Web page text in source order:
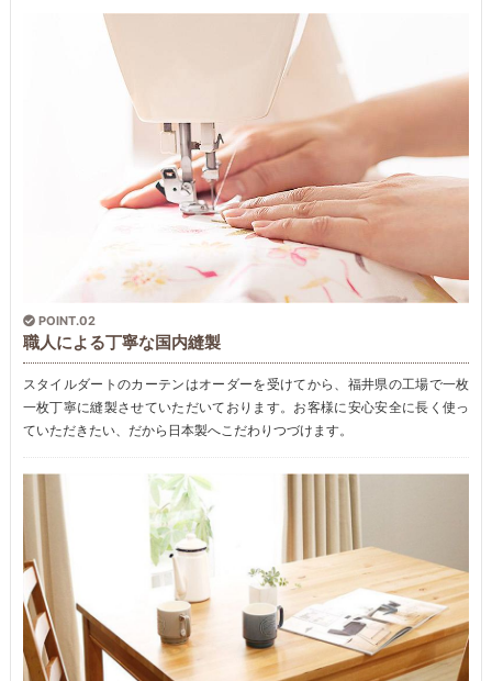
POINT.02
職人による丁寧な国内縫製
スタイルダートのカーテンはオーダーを受けてから、福井県の工場で一枚
一枚丁寧に縫製させていただいております。お客様に安心安全に長く使っ
ていただきたい、だから日本製へこだわりつづけます。